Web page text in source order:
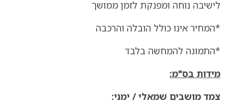
לישיבה נוחה ומפנקת לזמן ממושך
*המחיר אינו כולל הובלה והרכבה
*התמונה להמחשה בלבד
מידות בס"מ:
צמד מושבים שמאלי / ימני: